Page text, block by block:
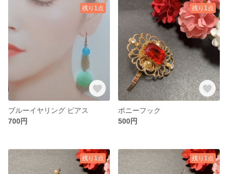
残り1点
ブルーイヤリング ピアス
700円
残り1点
ポニーフック
500円
残り1点 残り1点